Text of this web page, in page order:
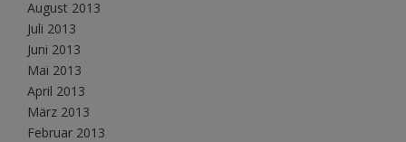
August 2013
Juli 2013
Juni 2013
Mai 2013
April 2013
März 2013
Februar 2013